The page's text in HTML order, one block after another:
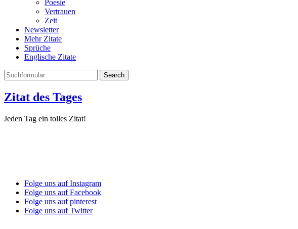
Poesie
Vertrauen
Zeit
Newsletter
Mehr Zitate
Sprüche
Englische Zitate
Search
Zitat des Tages
Jeden Tag ein tolles Zitat!
Folge uns auf Instagram
Folge uns auf Facebook
Folge uns auf pinterest
Folge uns auf Twitter